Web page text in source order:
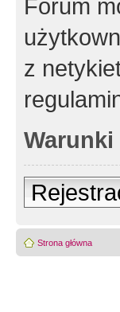
Forum
z
Strona główna